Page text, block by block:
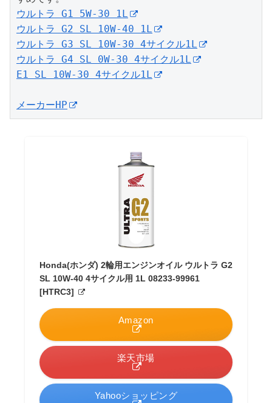
ウルトラ G1 5W-30 1L
ウルトラ G2 SL 10W-40 1L
ウルトラ G3 SL 10W-30 4サイクル1L
ウルトラ G4 SL 0W-30 4サイクル1L
E1 SL 10W-30 4サイクル1L
メーカーHP
Honda(ホンダ) 2輪用エンジンオイル ウルトラ G2
SL 10W-40 4サイクル用 1L 08233-99961
[HTRC3]
Amazon
楽天市場
Yahooショッピング